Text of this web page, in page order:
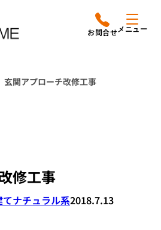
メニュー
でと
玄関アプローチ改修工事
修工事
てナチュラル系2018.7.13